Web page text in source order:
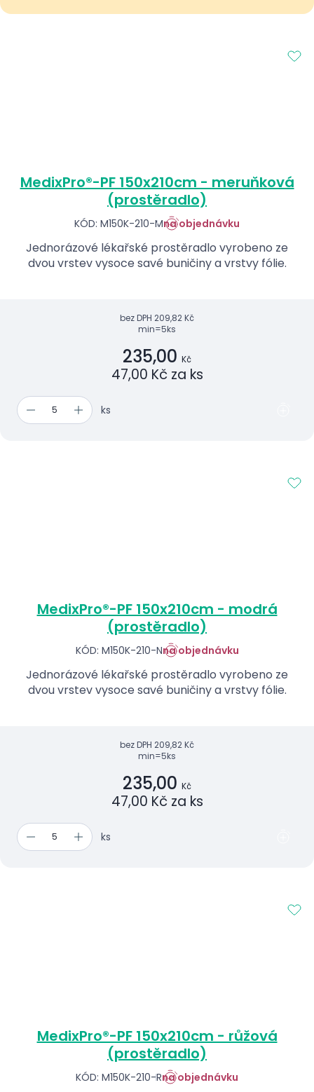
MedixPro®-PF 150x210cm - meruňková
(prostěradlo)
KÓD: M150K-210-Mna objednávku
Jednorázové lékařské prostěradlo vyrobeno ze
dvou vrstev vysoce savé buničiny a vrstvy fólie.
bez DPH 209,82 Kč
min=5ks
235,00 Kč
47,00 Kč za ks
ks
MedixPro®-PF 150x210cm - modrá
(prostěradlo)
KÓD: M150K-210-Nna objednávku
Jednorázové lékařské prostěradlo vyrobeno ze
dvou vrstev vysoce savé buničiny a vrstvy fólie.
bez DPH 209,82 Kč
min=5ks
235,00 Kč
47,00 Kč za ks
ks
MedixPro®-PF 150x210cm - růžová
(prostěradlo)
KÓD: M150K-210-Rna objednávku